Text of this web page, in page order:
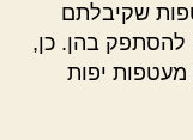
שקיבלתם
להסתפק בהן. כן,
מעטפות יפות